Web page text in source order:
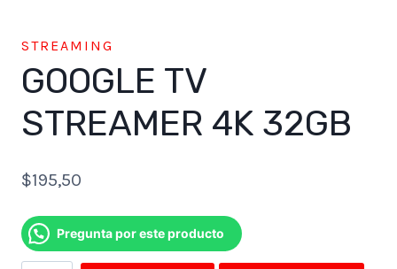
STREAMING
GOOGLE TV
STREAMER 4K 32GB
$195,50
Pregunta por este producto